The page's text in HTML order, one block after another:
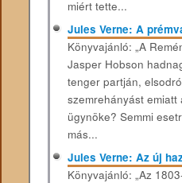
miért tette...
Jules Verne: A
Könyvajánló: „A
Jasper Hobson
tenger partján,
szemrehányást emiatt
ügynöke? Semmi
más...
Jules Verne: Az új
Könyvajánló: „Az